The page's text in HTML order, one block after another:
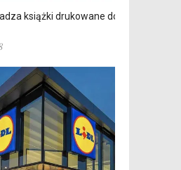
książki drukowane do